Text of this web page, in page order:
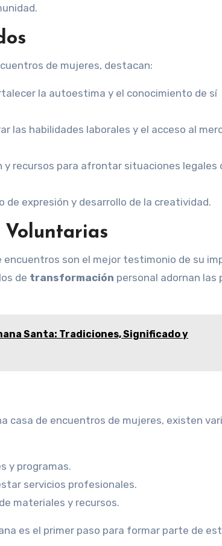
de mujeres, destacan:
la autoestima y el conocimiento de sí
las habilidades laborales y el acceso al
y recursos para afrontar situaciones legales
de expresión y desarrollo de la creatividad.
Voluntarias
de transformación personal adornan las
Santa: Tradiciones, Significado y
casa de encuentros de mujeres, existen
y programas.
servicios profesionales.
materiales y recursos.
es el primer paso para formar parte de